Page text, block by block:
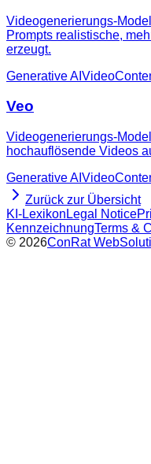
Videogenerierungs-
Prompts realistische,
erzeugt.
Generative AI Video
Veo
Videogenerierungs-
hochauflösende Videos
Generative AI Video
Zurück zur Übersicht
KI-Lexikon Legal Notice
KennzeichnungTerms &
© 2026ConRat